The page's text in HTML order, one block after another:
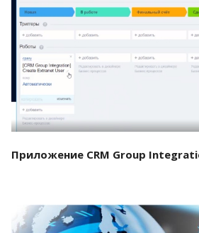
Смотреть проект
Приложение CRM Group